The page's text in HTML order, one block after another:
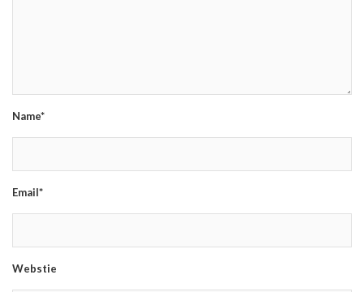
Name*
Email*
Webstie